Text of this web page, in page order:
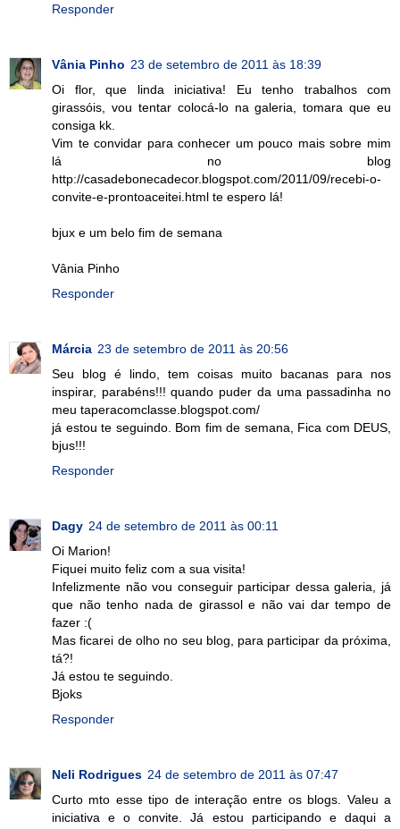
Responder
Vânia Pinho 23 de setembro de 2011 às 18:39
Oi flor, que linda iniciativa! Eu tenho trabalhos com
girassóis, vou tentar colocá-lo na galeria, tomara que eu
consiga kk.
Vim te convidar para conhecer um pouco mais sobre mim
lá no blog
http://casadebonecadecor.blogspot.com/2011/09/recebi-o-
convite-e-prontoaceitei.html te espero lá!
bjux e um belo fim de semana
Vânia Pinho
Responder
Márcia 23 de setembro de 2011 às 20:56
Seu blog é lindo, tem coisas muito bacanas para nos
inspirar, parabéns!!! quando puder da uma passadinha no
meu taperacomclasse.blogspot.com/
já estou te seguindo. Bom fim de semana, Fica com DEUS,
bjus!!!
Responder
Dagy 24 de setembro de 2011 às 00:11
Oi Marion!
Fiquei muito feliz com a sua visita!
Infelizmente não vou conseguir participar dessa galeria, já
que não tenho nada de girassol e não vai dar tempo de
fazer :(
Mas ficarei de olho no seu blog, para participar da próxima,
tá?!
Já estou te seguindo.
Bjoks
Responder
Neli Rodrigues 24 de setembro de 2011 às 07:47
Curto mto esse tipo de interação entre os blogs. Valeu a
iniciativa e o convite. Já estou participando e daqui a